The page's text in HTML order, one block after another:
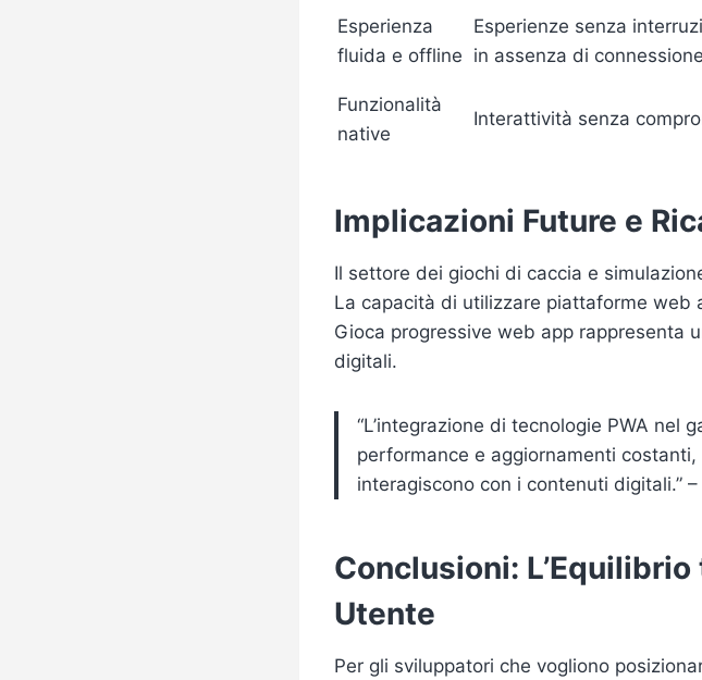
Esperienza
fluida e offline
Esperienze senza
in assenza di connessione
Funzionalità
native
Interattività senza
Implicazioni Future e
Il settore dei giochi di caccia e
La capacità di utilizzare piattaforme web
Gioca progressive web app rappresenta
digitali.
“L’integrazione di tecnologie PWA nel
performance e aggiornamenti
interagiscono con i contenuti digitali.”
Conclusioni:
Utente
Per gli sviluppatori che vogliono